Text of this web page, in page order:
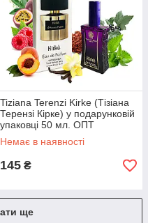
Tiziana Terenzi Kirke (Тізіана
Терензі Кірке) у подарунковій
упаковці 50 мл. ОПТ
Немає в наявності
145 ₴
ще